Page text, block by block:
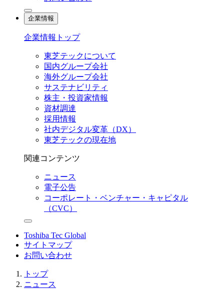
企業情報
企業情報トップ
東芝テックについて
国内グループ会社
海外グループ会社
サステナビリティ
株主・投資家情報
資材調達
採用情報
社内デジタル変革（DX）
東芝テックの現在地
関連コンテンツ
ニュース
電子公告
コーポレート・ベンチャー・キャピタル
（CVC）
Toshiba Tec Global
サイトマップ
お問い合わせ
トップ
ニュース